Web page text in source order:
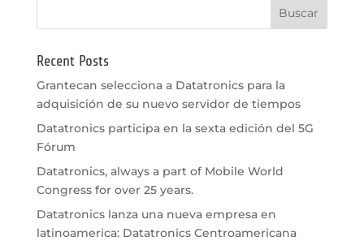
Recent Posts
Grantecan selecciona a Datatronics para la
adquisición de su nuevo servidor de tiempos
Datatronics participa en la sexta edición del 5G
Fórum
Datatronics, always a part of Mobile World
Congress for over 25 years.
Datatronics lanza una nueva empresa en
latinoamerica: Datatronics Centroamericana